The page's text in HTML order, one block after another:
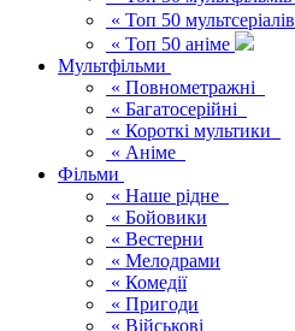
« Топ 50 мультсеріалів
« Топ 50 аніме
Мультфільми
« Повнометражні
« Багатосерійні
« Короткі мультики
« Аніме
Фільми
« Наше рідне
« Бойовики
« Вестерни
« Мелодрами
« Комедії
« Пригоди
« Військові